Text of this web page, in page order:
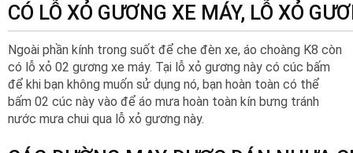
CÓ LỖ XỎ GƯƠNG XE MÁY, LỖ XỎ
Ngoài phần kính trong suốt để che đèn xe, áo choàng K8 còn
có lỗ xỏ 02 gương xe máy. Tại lỗ xỏ gương này có cúc bấm
để khi bạn không muốn sử dụng nó, bạn hoàn toàn có thể
bấm 02 cúc này vào để áo mưa hoàn toàn kín bưng tránh
nước mưa chui qua lỗ xỏ gương này.